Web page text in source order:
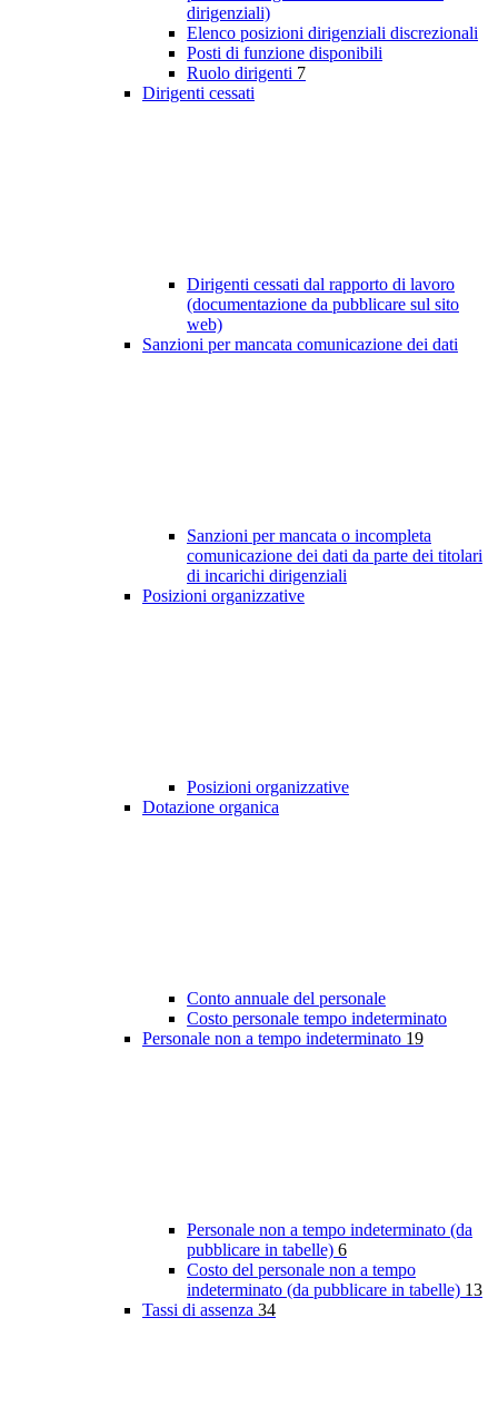
dirigenziali)
Elenco posizioni dirigenziali discrezionali
Posti di funzione disponibili
Ruolo dirigenti 7
Dirigenti cessati
Dirigenti cessati dal rapporto di lavoro
(documentazione da pubblicare sul sito
web)
Sanzioni per mancata comunicazione dei dati
Sanzioni per mancata o incompleta
comunicazione dei dati da parte dei titolari
di incarichi dirigenziali
Posizioni organizzative
Posizioni organizzative
Dotazione organica
Conto annuale del personale
Costo personale tempo indeterminato
Personale non a tempo indeterminato 19
Personale non a tempo indeterminato (da
pubblicare in tabelle) 6
Costo del personale non a tempo
indeterminato (da pubblicare in tabelle) 13
Tassi di assenza 34